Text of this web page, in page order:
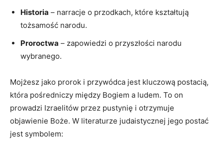
Historia – narracje o przodkach, które ‌kształtują
tożsamość narodu.
Proroctwa –‍ zapowiedzi o przyszłości narodu
wybranego.
Mojżesz jako prorok i przywódca jest⁣ kluczową postacią,
która pośredniczy między Bogiem‍ a ludem. To on
‌prowadzi Izraelitów⁤ przez pustynię i otrzymuje
objawienie Boże. W literaturze judaistycznej jego postać‍
jest symbolem: